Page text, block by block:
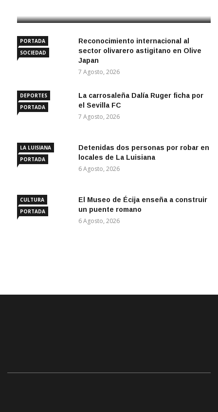
PORTADA
SOCIEDAD
Reconocimiento internacional al
sector olivarero astigitano en Olive
Japan
7 Agosto, 2026
DEPORTES
PORTADA
La carrosaleña Dalía Ruger ficha por
el Sevilla FC
7 Agosto, 2026
LA LUISIANA
PORTADA
Detenidas dos personas por robar en
locales de La Luisiana
6 Agosto, 2026
CULTURA
PORTADA
El Museo de Écija enseña a construir
un puente romano
6 Agosto, 2026